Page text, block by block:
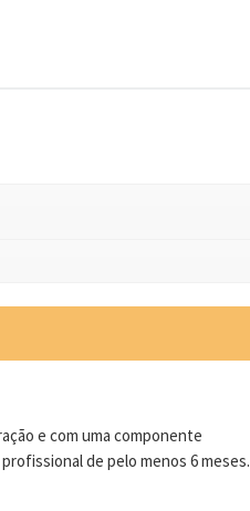
e com uma componente
de pelo menos 6 meses.